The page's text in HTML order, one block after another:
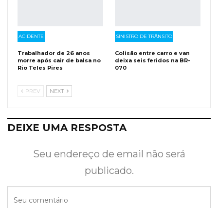
ACIDENTE
Trabalhador de 26 anos
morre após cair de balsa no
Rio Teles Pires
SINISTRO DE TRÂNSITO
Colisão entre carro e van
deixa seis feridos na BR-
070
PREV NEXT
DEIXE UMA RESPOSTA
Seu endereço de email não será
publicado.